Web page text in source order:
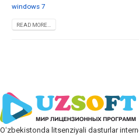
windows 7
READ MORE...
Oʻzbekistonda litsenziyali dasturlar